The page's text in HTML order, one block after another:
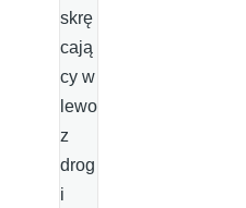
skrę
cają
cy w
lewo
z
drog
i